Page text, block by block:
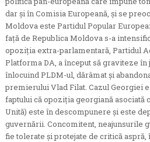
dar și în Comisia Europeană, și se
Moldova este Partidul Popular
față de Republica Moldova s-a
opoziția extra-parlamentară, Partidul
Platforma DA, a început să graviteze
înlocuind PLDM-ul, dărâmat și
premierului Vlad Filat. Cazul Georgiei
faptului că opoziția georgiană asociată
Unită) este în descompunere și este
guvernării. Concomitent, neajunsurile
fie tolerate și protejate de critică